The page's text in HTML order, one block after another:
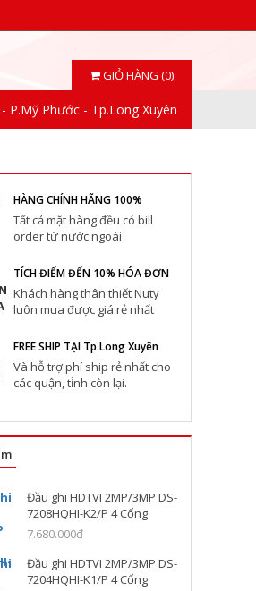
GIỎ HÀNG (0)
P.Mỹ Phước - Tp.Long Xuyên
HÀNG CHÍNH HÃNG 100%
Tất cả mặt hàng đều có bill
order từ nước ngoài
TÍCH ĐIỂM ĐẾN 10% HÓA ĐƠN
Khách hàng thân thiết Nuty
luôn mua được giá rẻ nhất
FREE SHIP TẠI Tp.Long Xuyên
Và hỗ trợ phí ship rẻ nhất cho
các quận, tỉnh còn lại.
Đầu ghi HDTVI 2MP/3MP DS-
7208HQHI-K2/P 4 Cổng
7.680.000đ
Đầu ghi HDTVI 2MP/3MP DS-
7204HQHI-K1/P 4 Cổng